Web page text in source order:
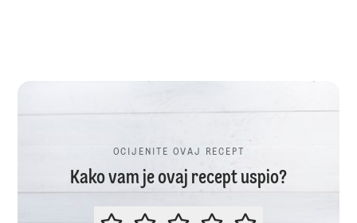
OCIJENITE OVAJ RECEPT
Kako vam je ovaj recept uspio?
OCIJENITE OVAJ RECEPT